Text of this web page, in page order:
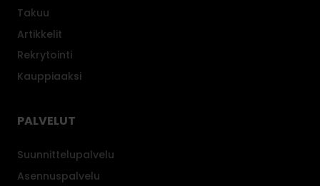
Takuu
Artikkelit
Rekrytointi
Kauppiaaksi
PALVELUT
Suunnittelupalvelu
Asennuspalvelu